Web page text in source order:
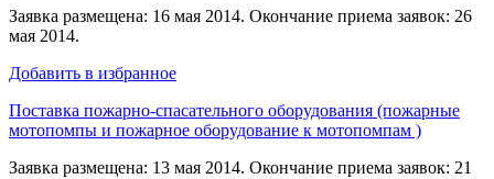
Заявка размещена: 16 мая 2014. Окончание приема заявок: 26
мая 2014.
Добавить в избранное
Поставка пожарно-спасательного оборудования (пожарные
мотопомпы и пожарное оборудование к мотопомпам )
Заявка размещена: 13 мая 2014. Окончание приема заявок: 21